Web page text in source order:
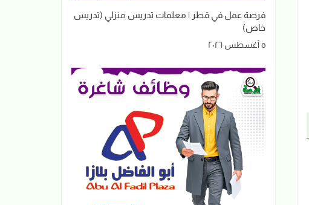
فرصة عمل في قطر | معلمات تدريس منزلي (تدريس
خاص)
٥ أغسطس ٢٠٢٦